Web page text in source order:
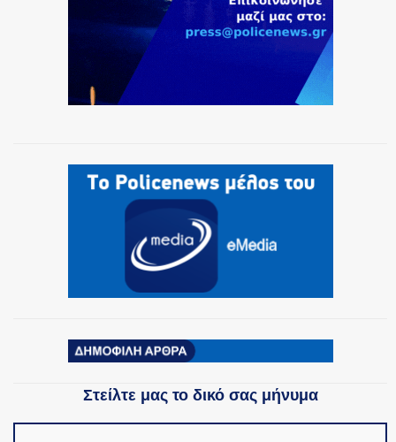
Στείλτε μας το δικό σας μήνυμα